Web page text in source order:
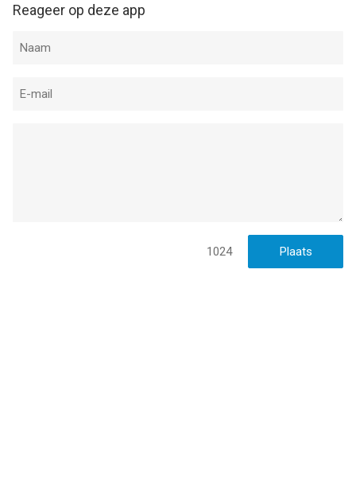
te krijgen dat je lekker vindt. Je kunt:
Je weet precies waar jouw bestelling is met onze tracker, waar
Reageer op deze app
1024